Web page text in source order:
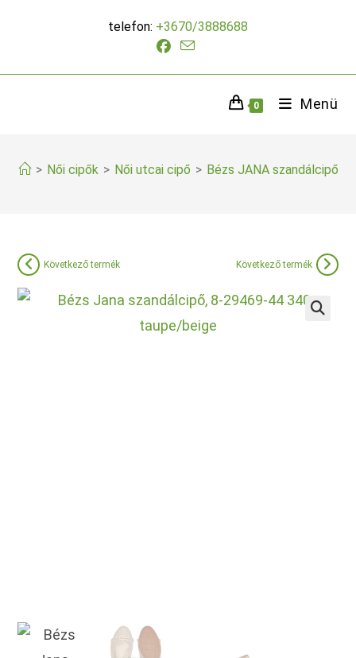
telefon: +3670/3888688
0 Menü
> Női cipők > Női utcai cipő > Bézs JANA szandálcipő
Következő termék Következő termék